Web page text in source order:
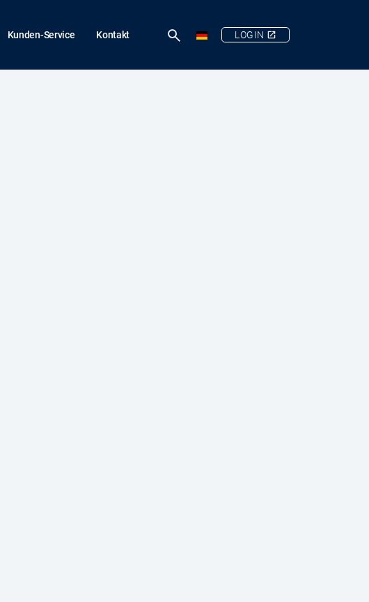
Kunden-Service Kontakt LOGIN